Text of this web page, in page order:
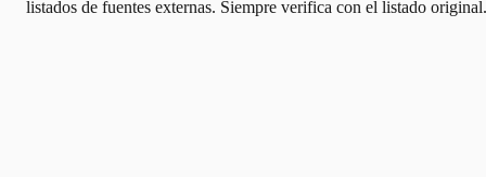
listados de fuentes externas. Siempre verifica con el listado original.